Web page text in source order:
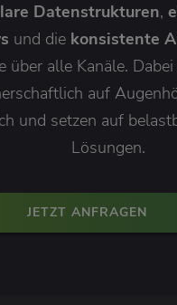
Datenstrukturen,
und die konsistente
über alle Kanäle.
auf
und setzen auf
Lösungen.
JETZT ANFRAGEN